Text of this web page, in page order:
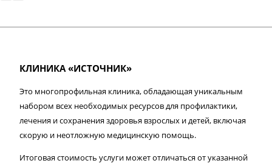
КЛИНИКА «ИСТОЧНИК»
Это многопрофильная клиника, обладающая уникальным
набором всех необходимых ресурсов для профилактики,
лечения и сохранения здоровья взрослых и детей, включая
скорую и неотложную медицинскую помощь.
Итоговая стоимость услуги может отличаться от указанной